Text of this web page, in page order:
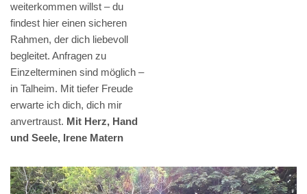
weiterkommen willst – du
findest hier einen sicheren
Rahmen, der dich liebevoll
begleitet. Anfragen zu
Einzelterminen sind möglich –
in Talheim. Mit tiefer Freude
erwarte ich dich, dich mir
anvertraust. Mit Herz, Hand
und Seele, Irene Matern